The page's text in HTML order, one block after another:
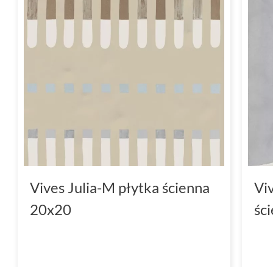
Vives Julia-M płytka ścienna
20x20